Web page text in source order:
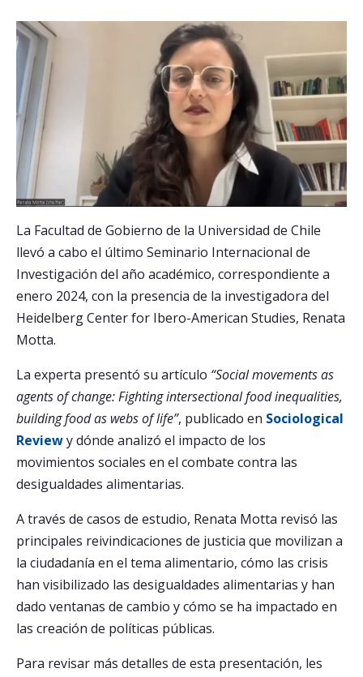
ADMISIÓN
Postulantes
Estudiantes
Académicos
Funcionarios
La Facultad de Gobierno de la Universidad de Chile
llevó a cabo el último Seminario Internacional de
Investigación del año académico, correspondiente a
enero 2024, con la presencia de la investigadora del
Heidelberg Center for Ibero-American Studies, Renata
Motta.
La experta presentó su artículo “Social movements as
agents of change: Fighting intersectional food inequalities,
building food as webs of life”, publicado en Sociological
Reviewy dónde analizó el impacto de los
movimientos sociales en el combate contra las
desigualdades alimentarias.
A través de casos de estudio, Renata Motta revisó las
principales reivindicaciones de justicia que movilizan a
la ciudadanía en el tema alimentario, cómo las crisis
han visibilizado las desigualdades alimentarias y han
dado ventanas de cambio y cómo se ha impactado en
las creación de políticas públicas.
Para revisar más detalles de esta presentación, les